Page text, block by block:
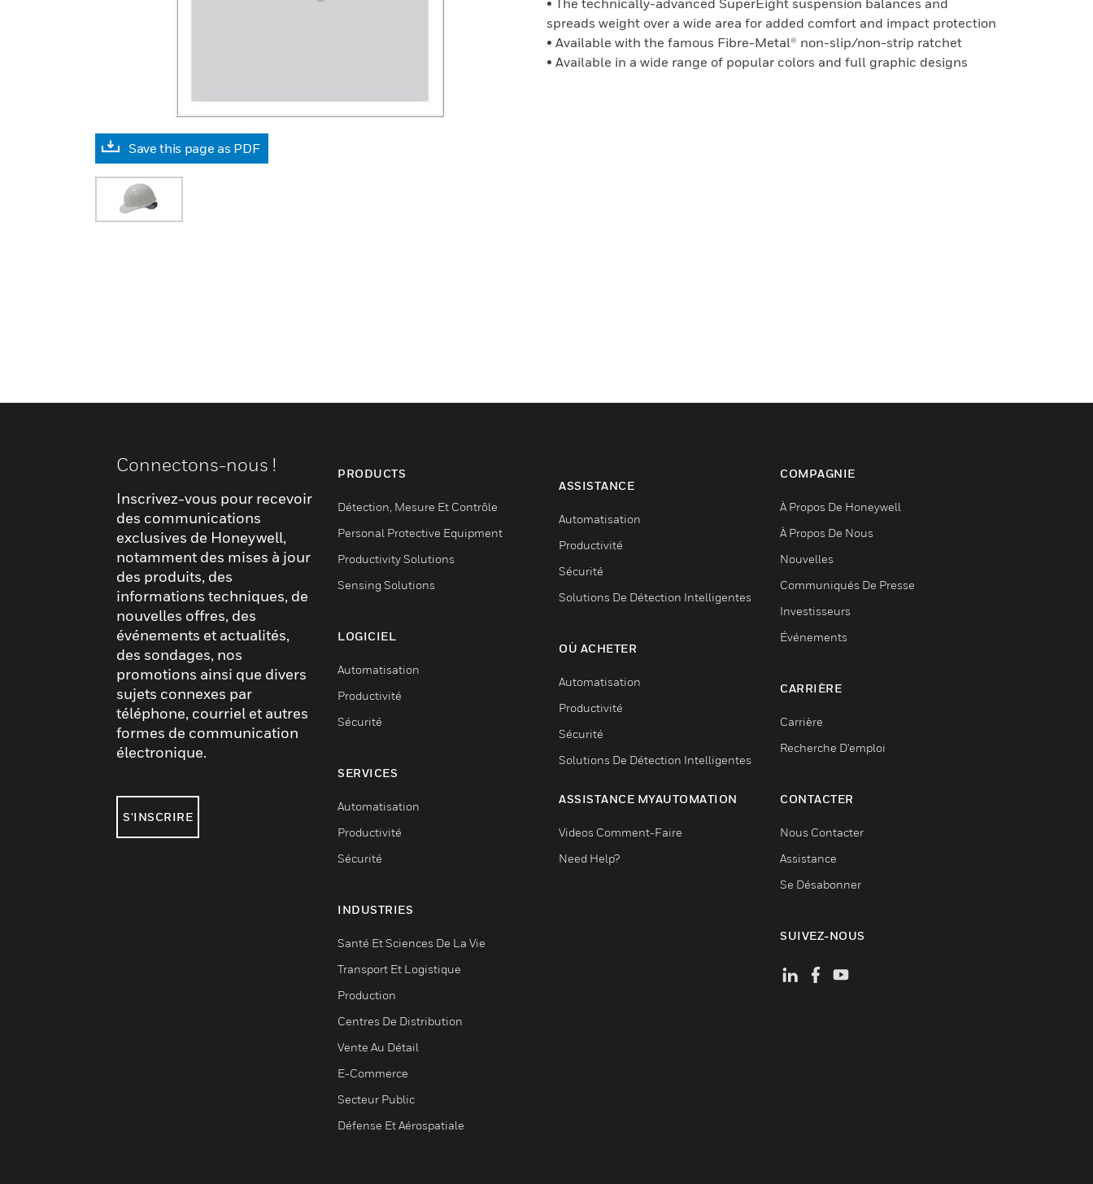
Save this page as PDF
• The technically-advanced SuperEight suspension balances and
spreads weight over a wide area for added comfort and impact protection
• Available with the famous Fibre-Metal® non-slip/non-strip ratchet
• Available in a wide range of popular colors and full graphic designs
Connectons-nous !
Inscrivez-vous pour recevoir
des communications
exclusives de Honeywell,
notamment des mises à jour
des produits, des
informations techniques, de
nouvelles offres, des
événements et actualités,
des sondages, nos
promotions ainsi que divers
sujets connexes par
téléphone, courriel et autres
formes de communication
électronique.
S'INSCRIRE
PRODUCTS
Détection, Mesure Et Contrôle
Personal Protective Equipment
Productivity Solutions
Sensing Solutions
LOGICIEL
Automatisation
Productivité
Sécurité
SERVICES
Automatisation
Productivité
Sécurité
INDUSTRIES
Santé Et Sciences De La Vie
Transport Et Logistique
Production
Centres De Distribution
Vente Au Détail
E-Commerce
Secteur Public
Défense Et Aérospatiale
ASSISTANCE
Automatisation
Productivité
Sécurité
Solutions De Détection Intelligentes
OÙ ACHETER
Automatisation
Productivité
Sécurité
Solutions De Détection Intelligentes
ASSISTANCE MYAUTOMATION
Videos Comment-Faire
Need Help?
COMPAGNIE
À Propos De Honeywell
À Propos De Nous
Nouvelles
Communiqués De Presse
Investisseurs
Événements
CARRIÈRE
Carrière
Recherche D'emploi
CONTACTER
Nous Contacter
Assistance
Se Désabonner
SUIVEZ-NOUS